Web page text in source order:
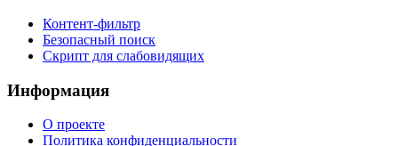
Контент-фильтр
Безопасный поиск
Скрипт для слабовидящих
Информация
О проекте
Политика конфиденциальности